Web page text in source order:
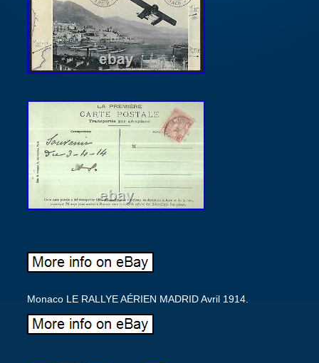
Monaco LE RALLYE AÉRIEN MADRID Avril 1914.